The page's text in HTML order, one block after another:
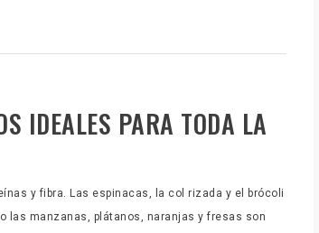
IDEALES PARA TODA LA
y fibra. Las espinacas, la col rizada y el brócoli
las manzanas, plátanos, naranjas y fresas son